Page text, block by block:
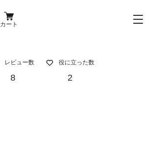
カート
レビュー数
8
役に立った数
2